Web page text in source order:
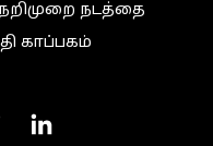
நடத்தை
காப்பகம்